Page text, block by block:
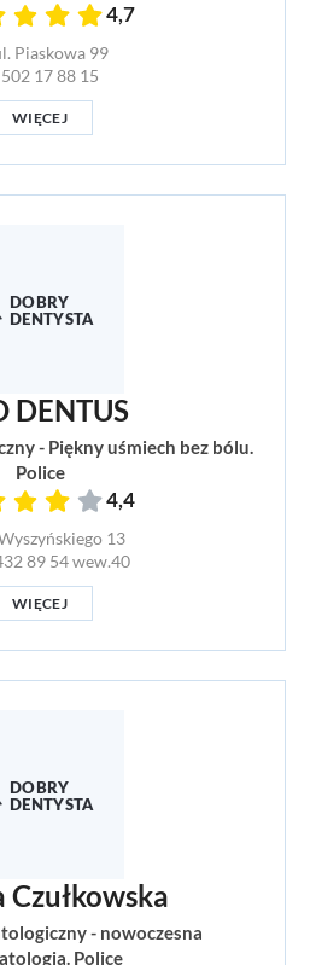
4,7
Piaskowa 99
17 88 15
WIĘCEJ
DENTUS
- Piękny uśmiech bez bólu.
Police
4,4
13
89 54 wew.40
WIĘCEJ
Czułkowska
- nowoczesna
Police